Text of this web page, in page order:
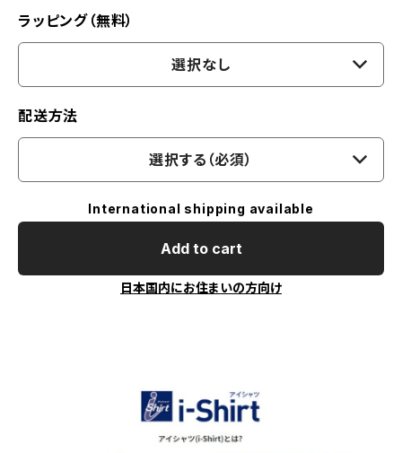
ラッピング（無料）
選択なし
配送方法
選択する（必須）
International shipping available
Add to cart
日本国内にお住まいの方向け